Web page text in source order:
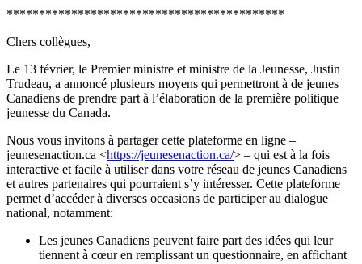
*******************************************
Chers collègues,
Le 13 février, le Premier ministre et ministre de la Jeunesse, Justin
Trudeau, a annoncé plusieurs moyens qui permettront à de jeunes
Canadiens de prendre part à l’élaboration de la première politique
jeunesse du Canada.
Nous vous invitons à partager cette plateforme en ligne –
jeunesenaction.ca <https://jeunesenaction.ca/> – qui est à la fois
interactive et facile à utiliser dans votre réseau de jeunes Canadiens
et autres partenaires qui pourraient s’y intéresser. Cette plateforme
permet d’accéder à diverses occasions de participer au dialogue
national, notamment:
Les jeunes Canadiens peuvent faire part des idées qui leur
tiennent à cœur en remplissant un questionnaire, en affichant